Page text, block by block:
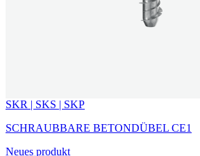
SKR | SKS | SKP
SCHRAUBBARE BETONDÜBEL CE1
Neues produkt